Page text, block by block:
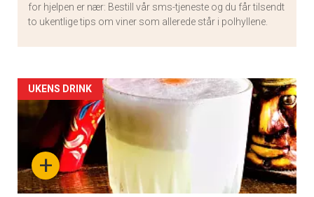
for hjelpen er nær: Bestill vår sms-tjeneste og du får tilsendt
to ukentlige tips om viner som allerede står i polhyllene.
Artikler
detail
section
+
UKENS DRINK